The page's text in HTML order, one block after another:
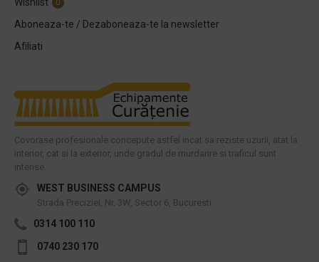
Aboneaza-te / Dezaboneaza-te la newsletter
Afiliati
Covorase profesionale concepute astfel incat sa reziste uzurii, atat la
interior, cat si la exterior, unde gradul de murdarire si traficul sunt
intense.
WEST BUSINESS CAMPUS
Strada Preciziei, Nr, 3W, Sector 6, Bucuresti
0314 100 110
0740 230 170